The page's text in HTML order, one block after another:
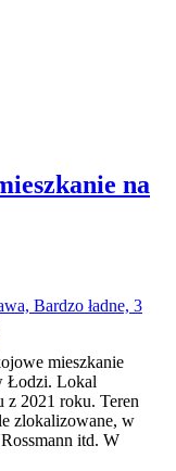
na
mieszkanie
Łodzi. Lokal
z 2021 roku. Teren
zlokalizowane, w
itd. W